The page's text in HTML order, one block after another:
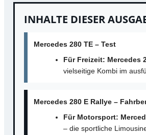
INHALTE DIESER
Mercedes 280 TE – Test
Für Freizeit: Mercedes
vielseitige Kombi im
Mercedes 280 E Rallye –
Für Motorsport:
– die sportliche